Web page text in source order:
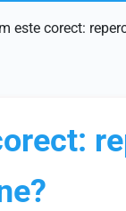
este corect: